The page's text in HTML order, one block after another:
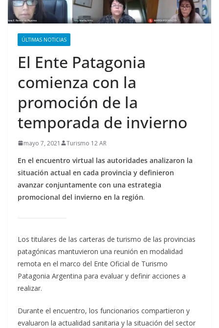
ÚLTIMAS NOTICIAS
El Ente Patagonia
comienza con la
promoción de la
temporada de invierno
mayo 7, 2021 Turismo 12 AR
En el encuentro virtual las autoridades analizaron la
situación actual en cada provincia y definieron
avanzar conjuntamente con una estrategia
promocional del invierno en la región.
Los titulares de las carteras de turismo de las provincias
patagónicas mantuvieron una reunión en modalidad
remota en el marco del Ente Oficial de Turismo
Patagonia Argentina para evaluar y definir acciones a
realizar.
Durante el encuentro, los funcionarios compartieron y
evaluaron la actualidad sanitaria y la situación del sector